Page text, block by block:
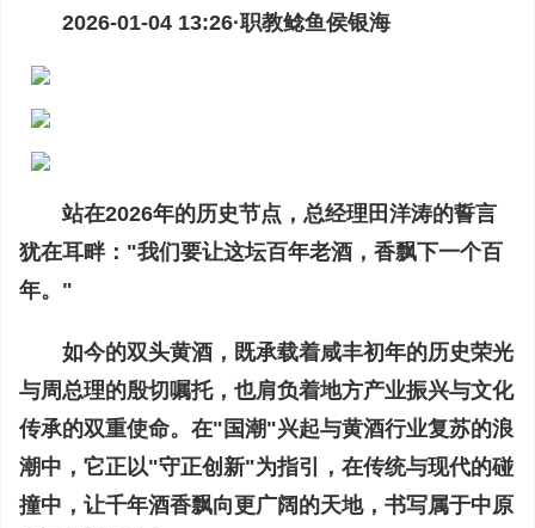
2026-01-04 13:26·职教鲶鱼侯银海
站在2026年的历史节点，总经理田洋涛的誓言
犹在耳畔："我们要让这坛百年老酒，香飘下一个百
年。"
如今的双头黄酒，既承载着咸丰初年的历史荣光
与周总理的殷切嘱托，也肩负着地方产业振兴与文化
传承的双重使命。在"国潮"兴起与黄酒行业复苏的浪
潮中，它正以"守正创新"为指引，在传统与现代的碰
撞中，让千年酒香飘向更广阔的天地，书写属于中原